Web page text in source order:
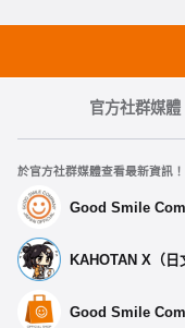
官方社群媒體
於官方社群媒體查看最新資訊！
Good Smile
KAHOTAN X（日
Good Smile